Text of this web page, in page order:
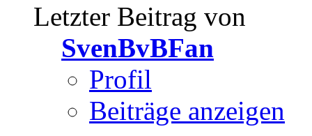
Letzter Beitrag von
SvenBvBFan
Profil
Beiträge anzeigen